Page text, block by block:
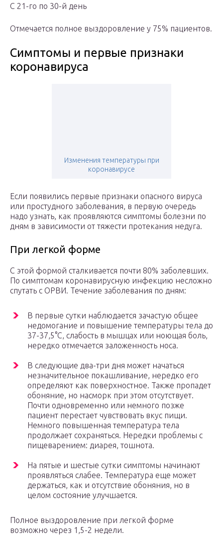
С 21-го по 30-й день
Отмечается полное выздоровление у 75% пациентов.
Симптомы и первые признаки
коронавируса
Изменения температуры при
коронавирусе
Если появились первые признаки опасного вируса
или простудного заболевания, в первую очередь
надо узнать, как проявляются симптомы болезни по
дням в зависимости от тяжести протекания недуга.
При легкой форме
С этой формой сталкивается почти 80% заболевших.
По симптомам коронавирусную инфекцию несложно
спутать с ОРВИ. Течение заболевания по дням:
В первые сутки наблюдается зачастую общее
недомогание и повышение температуры тела до
37-37,5°С, слабость в мышцах или ноющая боль,
нередко отмечается заложенность носа.
В следующие два-три дня может начаться
незначительное покашливание, нередко его
определяют как поверхностное. Также пропадет
обоняние, но насморк при этом отсутствует.
Почти одновременно или немного позже
пациент перестает чувствовать вкус пищи.
Немного повышенная температура тела
продолжает сохраняться. Нередки проблемы с
пищеварением: диарея, тошнота.
На пятые и шестые сутки симптомы начинают
проявляться слабее. Температура еще может
держаться, как и отсутствие обоняния, но в
целом состояние улучшается.
Полное выздоровление при легкой форме
возможно через 1,5-2 недели.